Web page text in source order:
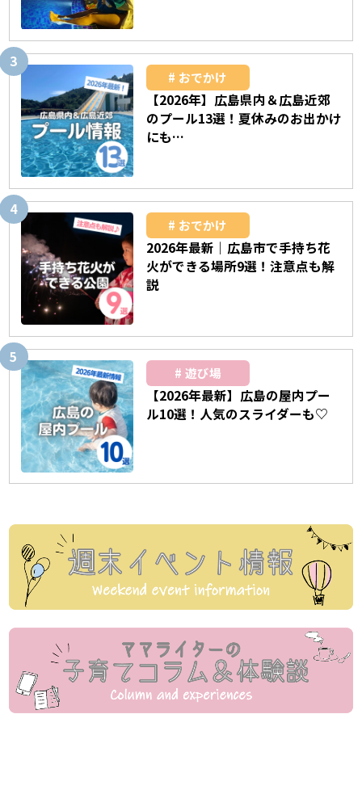
おでかけ
【2026年】広島県内＆広島近郊
のプール13選！夏休みのお出かけ
にも…
おでかけ
2026年最新｜広島市で手持ち花
火ができる場所9選！注意点も解
説
遊び場
【2026年最新】広島の屋内プー
ル10選！人気のスライダーも♡